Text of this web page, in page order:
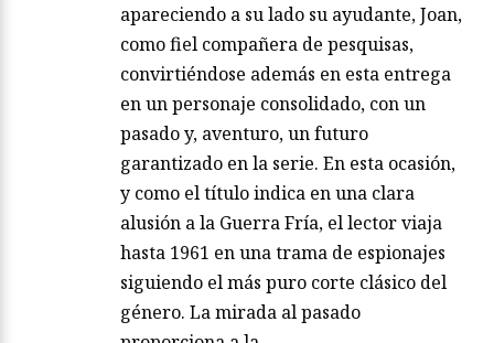
apareciendo a su lado su ayudante, Joan,
como fiel compañera de pesquisas,
convirtiéndose además en esta entrega
en un personaje consolidado, con un
pasado y, aventuro, un futuro
garantizado en la serie. En esta ocasión,
y como el título indica en una clara
alusión a la Guerra Fría, el lector viaja
hasta 1961 en una trama de espionajes
siguiendo el más puro corte clásico del
género. La mirada al pasado